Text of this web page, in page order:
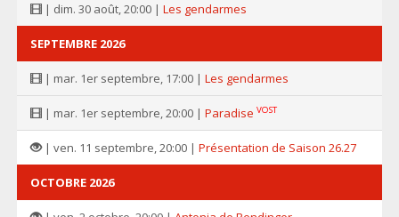
| dim. 30 août, 20:00 | Les gendarmes
SEPTEMBRE 2026
| mar. 1er septembre, 17:00 | Les gendarmes
| mar. 1er septembre, 20:00 | Paradise VOST
| ven. 11 septembre, 20:00 | Présentation de Saison 26.27
OCTOBRE 2026